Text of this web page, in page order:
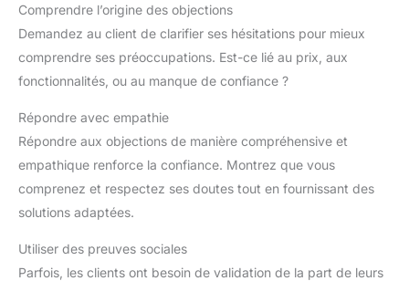
Comprendre l’origine des objections
Demandez au client de clarifier ses hésitations pour mieux
comprendre ses préoccupations. Est-ce lié au prix, aux
fonctionnalités, ou au manque de confiance ?
Répondre avec empathie
Répondre aux objections de manière compréhensive et
empathique renforce la confiance. Montrez que vous
comprenez et respectez ses doutes tout en fournissant des
solutions adaptées.
Utiliser des preuves sociales
Parfois, les clients ont besoin de validation de la part de leurs